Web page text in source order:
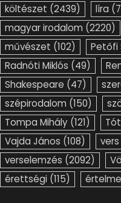
költészet (2439) líra
magyar irodalom (2220)
művészet (102) Petőfi
Radnóti Miklós (49)
Shakespeare (47)
szépirodalom (150)
Tompa Mihály (121)
Vajda János (108) vers
verselemzés (2092)
érettségi (115)